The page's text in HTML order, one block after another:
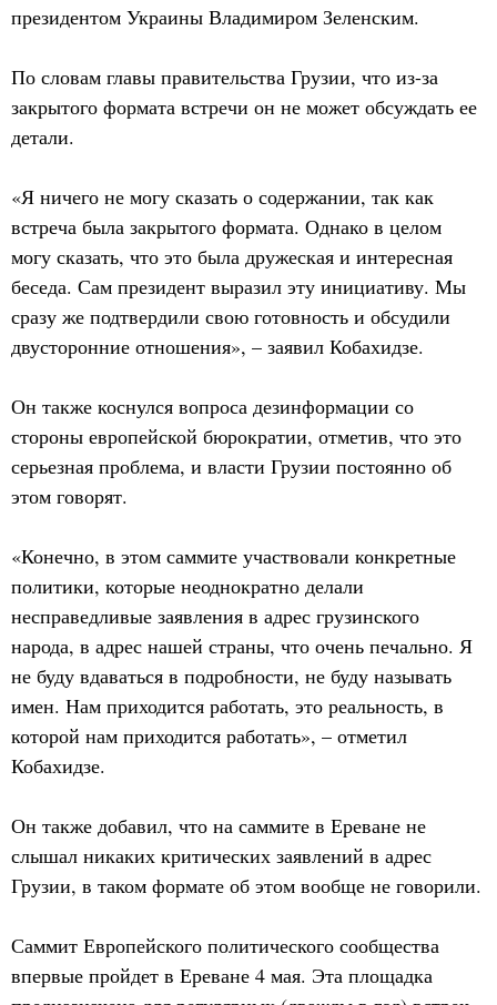
президентом Украины Владимиром Зеленским.
По словам главы правительства Грузии, что из-за
закрытого формата встречи он не может обсуждать ее
детали.
«Я ничего не могу сказать о содержании, так как
встреча была закрытого формата. Однако в целом
могу сказать, что это была дружеская и интересная
беседа. Сам президент выразил эту инициативу. Мы
сразу же подтвердили свою готовность и обсудили
двусторонние отношения», – заявил Кобахидзе.
Он также коснулся вопроса дезинформации со
стороны европейской бюрократии, отметив, что это
серьезная проблема, и власти Грузии постоянно об
этом говорят.
«Конечно, в этом саммите участвовали конкретные
политики, которые неоднократно делали
несправедливые заявления в адрес грузинского
народа, в адрес нашей страны, что очень печально. Я
не буду вдаваться в подробности, не буду называть
имен. Нам приходится работать, это реальность, в
которой нам приходится работать», – отметил
Кобахидзе.
Он также добавил, что на саммите в Ереване не
слышал никаких критических заявлений в адрес
Грузии, в таком формате об этом вообще не говорили.
Саммит Европейского политического сообщества
впервые пройдет в Ереване 4 мая. Эта площадка